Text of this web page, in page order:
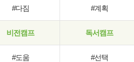
#다짐 #계획
비전캠프 독서캠프
#도움 #선택